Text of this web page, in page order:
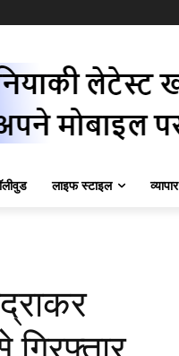
लाइफ स्टाइल व्यापार